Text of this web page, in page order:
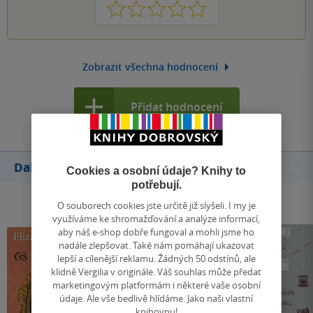
1 2 3 4 5
Zobrazit všechna hodnocení
Přidat hodnocení
Další knihy autoraCookies a osobní údaje? Knihy to
potřebují.
O souborech cookies jste určitě již slyšeli. I my je
využíváme ke shromažďování a analýze informací,
aby náš e-shop dobře fungoval a mohli jsme ho
nadále zlepšovat. Také nám pomáhají ukazovat
lepší a cílenější reklamu. Žádných 50 odstínů, ale
klidně Vergilia v originále. Váš souhlas může předat
marketingovým platformám i některé vaše osobní
údaje. Ale vše bedlivě hlídáme. Jako naši vlastní